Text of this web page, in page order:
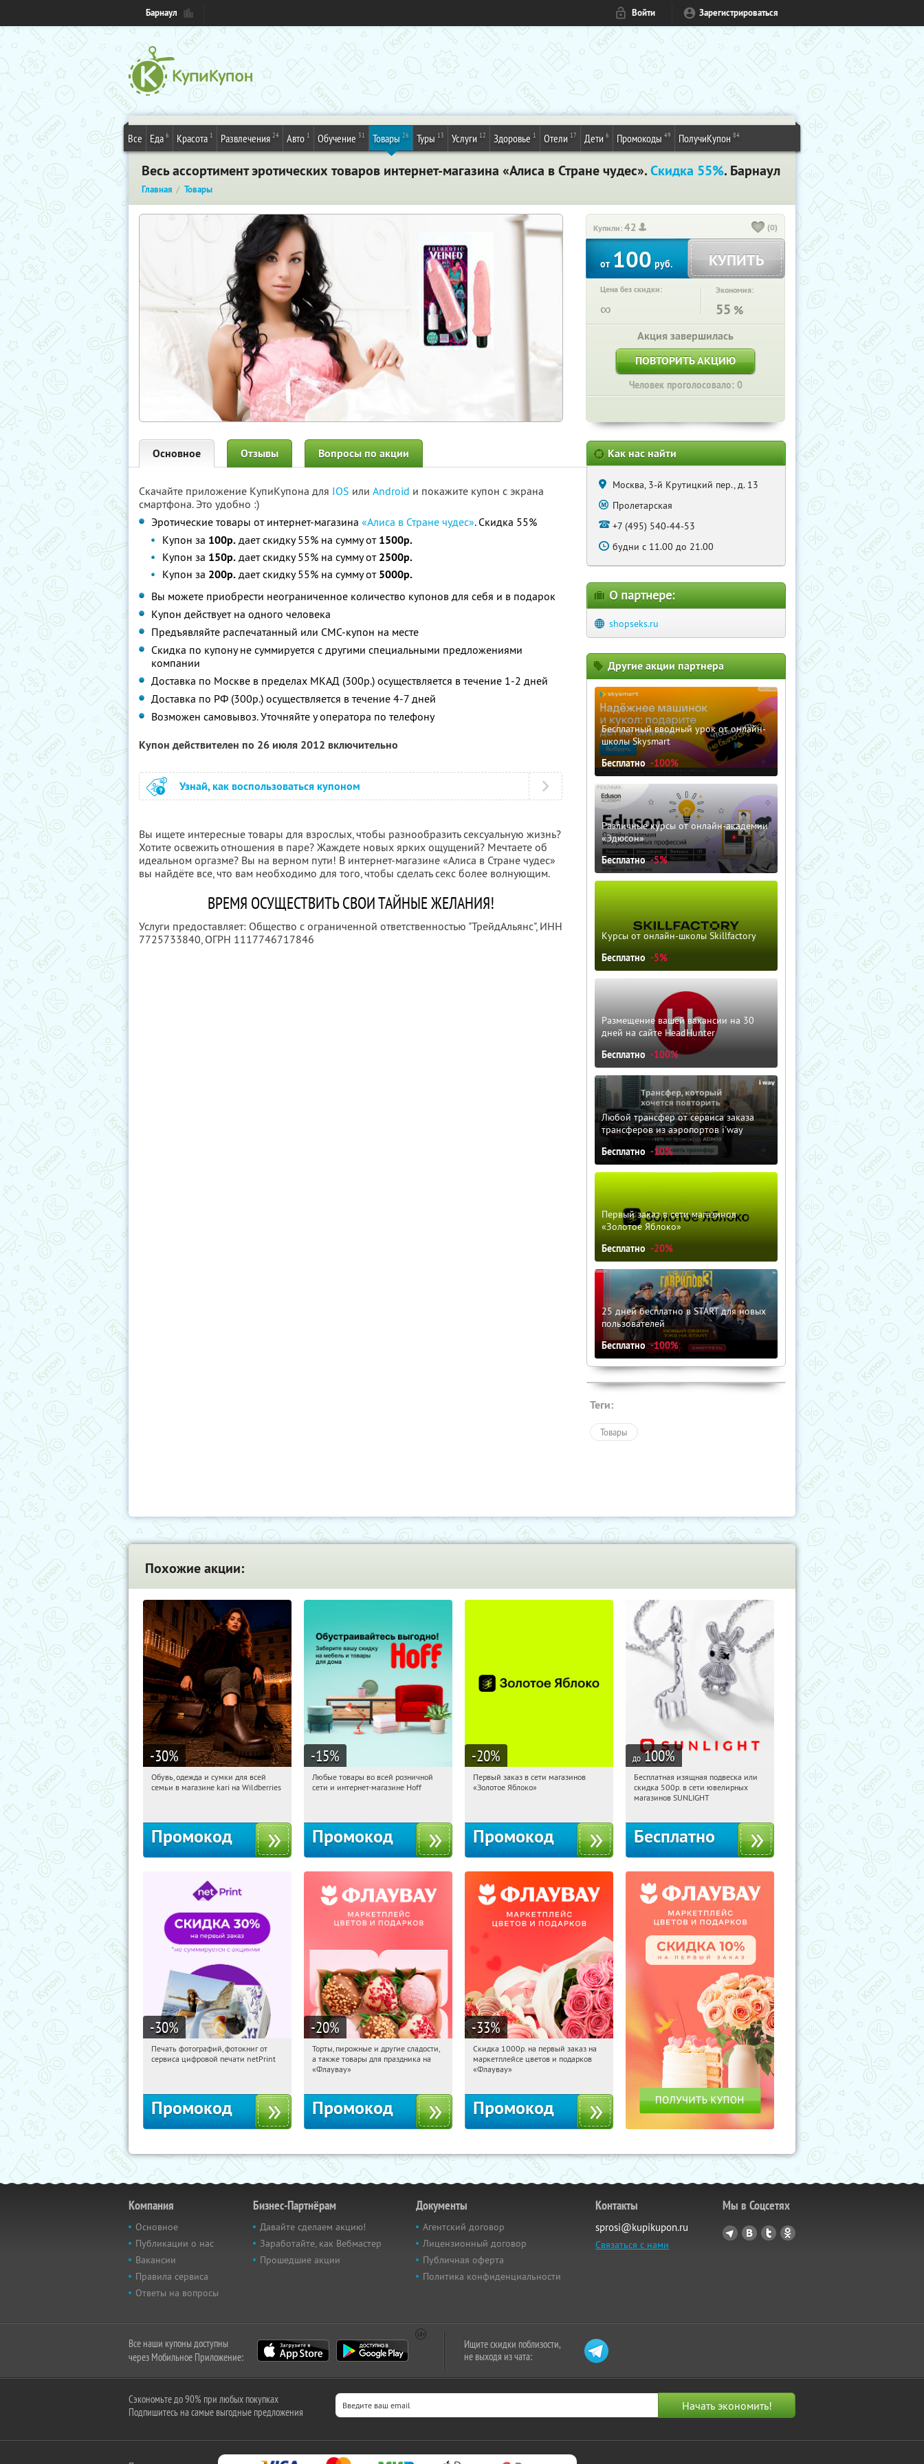
Барнаул Войти Зарегистрироваться
Все Еда 6 Красота 1 Развлечения 24 Авто 1 Обучение 31 Товары 26 Туры 13 Услуги 12 Здоровье 1 Отели 17 Дети 6 Промокоды 49 ПолучиКупон 84
Весь ассортимент эротических товаров интернет-магазина «Алиса в Стране чудес».Скидка 55%. Барнаул
Главная Товары
Купили:42 (0)
от100руб. КУПИТЬ
Цена без скидки:
∞
Экономия:
55 %
Акция завершилась
ПОВТОРИТЬ АКЦИЮ
Человек проголосовало: 0
Основное Отзывы Вопросы по акции
Скачайте приложение КупиКупона для IOS или Android и покажите купон с экрана
смартфона. Это удобно :)
Эротические товары от интернет-магазина «Алиса в Стране чудес». Скидка 55%
Купон за 100р. дает скидку 55% на сумму от 1500р.
Купон за 150р. дает скидку 55% на сумму от 2500р.
Купон за 200р. дает скидку 55% на сумму от 5000р.
Вы можете приобрести неограниченное количество купонов для себя и в подарок
Купон действует на одного человека
Предъявляйте распечатанный или СМС-купон на месте
Скидка по купону не суммируется с другими специальными предложениями
компании
Доставка по Москве в пределах МКАД (300р.) осуществляется в течение 1-2 дней
Доставка по РФ (300р.) осуществляется в течение 4-7 дней
Возможен самовывоз. Уточняйте у оператора по телефону
Купон действителен по 26 июля 2012 включительно
Узнай, как воспользоваться купоном
Вы ищете интересные товары для взрослых, чтобы разнообразить сексуальную жизнь?
Хотите освежить отношения в паре? Жаждете новых ярких ощущений? Мечтаете об
идеальном оргазме? Вы на верном пути! В интернет-магазине «Алиса в Стране чудес»
вы найдёте все, что вам необходимо для того, чтобы сделать секс более волнующим.
ВРЕМЯ ОСУЩЕСТВИТЬ СВОИ ТАЙНЫЕ ЖЕЛАНИЯ!
Услуги предоставляет: Общество с ограниченной ответственностью "ТрейдАльянс", ИНН
7725733840, ОГРН 1117746717846
Как нас найти
Москва, 3-й Крутицкий пер., д. 13
Пролетарская
+7 (495) 540-44-53
будни с 11.00 до 21.00
О партнере:
shopseks.ru
Другие акции партнера
Бесплатный вводный урок от онлайн-
школы Skysmart
Бесплатно -100%
Различные курсы от онлайн-академии
«Эдюсон»
Бесплатно -5%
Курсы от онлайн-школы Skillfactory
Бесплатно -5%
Размещение вашей вакансии на 30
дней на сайте HeadHunter
Бесплатно -100%
Любой трансфер от сервиса заказа
трансферов из аэропортов i'way
Бесплатно -10%
Первый заказ в сети магазинов
«Золотое Яблоко»
Бесплатно -20%
25 дней бесплатно в START для новых
пользователей
Бесплатно -100%
Теги:
Товары
Похожие акции:
-30%
10:51:22 Получили:
Обувь, одежда и сумки для всей
семьи в магазине kari на Wildberries
Промокод
-15%
10:51:22 Получили:
Любые товары во всей розничной
сети и интернет-магазине Hoff
Промокод
-20%
10:51:22
Получи первым!
Первый заказ в сети магазинов
«Золотое Яблоко»
Промокод
до 100%
10:51:22 Получили:
Россия
Бесплатная изящная подвеска или
скидка 500р. в сети ювелирных
магазинов SUNLIGHT
Бесплатно
-30%
10:51:22 Получили:
Печать фотографий, фотокниг от
сервиса цифровой печати netPrint
Промокод
-20%
10:51:22 Получили:
Россия
Торты, пирожные и другие сладости,
а также товары для праздника на
«Флаувау»
Промокод
-33%
10:51:22 Получили:
Россия
Скидка 1000р. на первый заказ на
маркетплейсе цветов и подарков
«Флаувау»
Промокод
Компания
Основное
Публикации о нас
Вакансии
Правила сервиса
Ответы на вопросы
Бизнес-Партнёрам
Давайте сделаем акцию!
Заработайте, как Вебмастер
Прошедшие акции
Документы
Агентский договор
Лицензионный договор
Публичная оферта
Политика конфиденциальности
Контакты
sprosi@kupikupon.ru
Связаться с нами
Мы в Соцсетях
Все наши купоны доступны
через Мобильное Приложение:
Ищите скидки поблизости,
не выходя из чата:
Сэкономьте до 90% при любых покупках
Подпишитесь на самые выгодные предложения